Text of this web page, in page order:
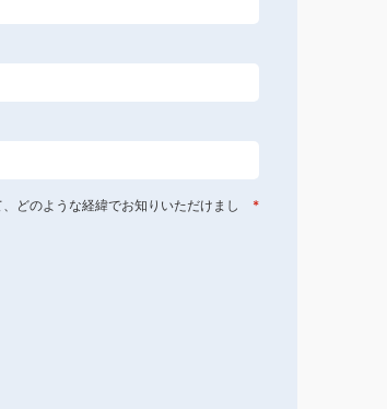
どのような経緯でお知りいただけまし
*